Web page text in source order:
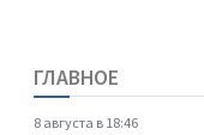
ГЛАВНОЕ
8 августа в 18:46